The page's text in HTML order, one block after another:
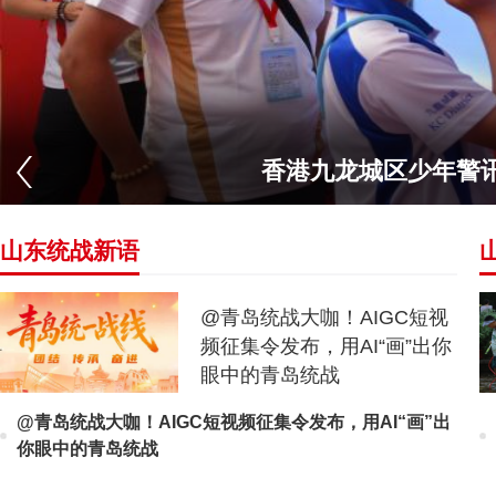
香港九龙城区少年警
山东统战新语
@青岛统战大咖！AIGC短视
频征集令发布，用AI“画”出你
眼中的青岛统战
@青岛统战大咖！AIGC短视频征集令发布，用AI“画”出
你眼中的青岛统战